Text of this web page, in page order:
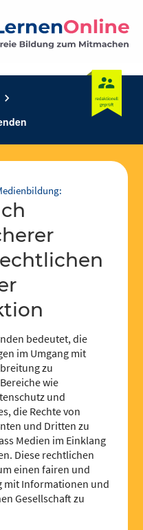
chevron_right
bedeutet, die
im Umgang mit
zu
wie
und
die Rechte von
und Dritten zu
Medien im Einklang
Diese rechtlichen
einen fairen und
mit Informationen und
Gesellschaft zu